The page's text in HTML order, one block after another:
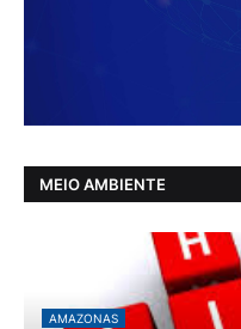
MEIO AMBIENTE
AMAZONAS